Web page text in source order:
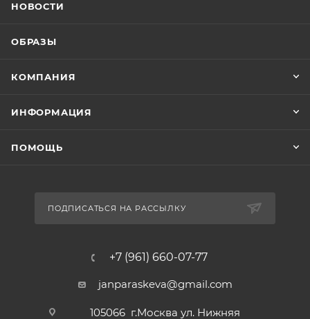
НОВОСТИ
ОБРАЗЫ
КОМПАНИЯ
ИНФОРМАЦИЯ
ПОМОЩЬ
ПОДПИСАТЬСЯ НА РАССЫЛКУ
+7 (961) 660-07-77
janparaskeva@gmail.com
105066 г.Москва ул. Нижняя